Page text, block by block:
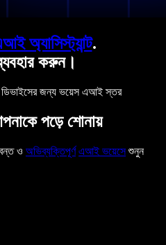
অ্যাসিস্ট্যান্ট.
করুন।
ডিভাইসের জন্য ভয়েস এআই স্তর
পড়ে শোনায়
ও অভিব্যক্তিপূর্ণ এআই ভয়েসেশুনুন